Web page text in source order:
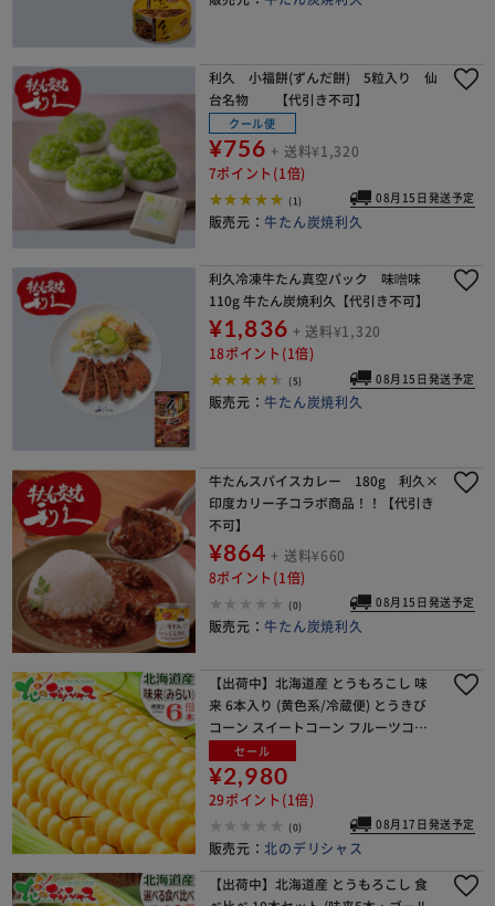
利久 小福餅(ずんだ餅) 5粒入り 仙
台名物 【代引き不可】
クール便
¥756 + 送料¥1,320
7ポイント(1倍)
(1) 08月15日発送予定
販売元：牛たん炭焼利久
利久冷凍牛たん真空パック 味噌味
110g 牛たん炭焼利久【代引き不可】
¥1,836 + 送料¥1,320
18ポイント(1倍)
(5) 08月15日発送予定
販売元：牛たん炭焼利久
牛たんスパイスカレー 180g 利久×
印度カリー子コラボ商品！！【代引き
不可】
¥864 + 送料¥660
8ポイント(1倍)
(0) 08月15日発送予定
販売元：牛たん炭焼利久
【出荷中】北海道産 とうもろこし 味
来 6本入り (黄色系/冷蔵便) とうきび
コーン スイートコーン フルーツコー
ン 野菜 北海道 グルメ お取り寄せ
セール
¥2,980
29ポイント(1倍)
(0) 08月17日発送予定
販売元：北のデリシャス
【出荷中】北海道産 とうもろこし 食